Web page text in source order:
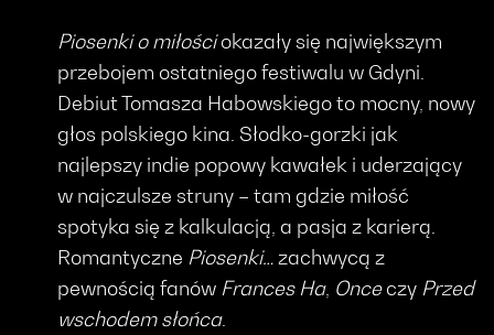
Piosenki o miłościokazały się największym
przebojem ostatniego festiwalu w Gdyni.
Debiut Tomasza Habowskiego to mocny, nowy
głos polskiego kina. Słodko-gorzki jak
najlepszy indie popowy kawałek i uderzający
w najczulsze struny – tam gdzie miłość
spotyka się z kalkulacją, a pasja z karierą.
Romantyczne Piosenki…zachwycą z
pewnością fanów Frances Ha, Onceczy Przed
wschodem słońca.